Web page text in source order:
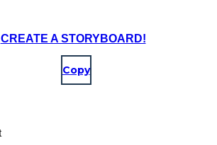
CREATE A STORYBOARD!
Copy